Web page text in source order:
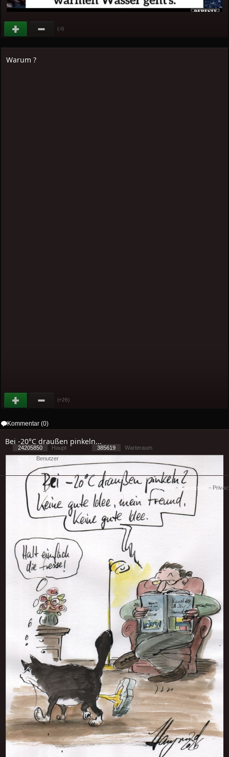
(-6)
Warum ?
(+26)
Kommentar (0)
Bei -20°C draußen pinkeln...
24205850 Haupt 385619
Warteraum
Benutzer
Cookies - Impressum -